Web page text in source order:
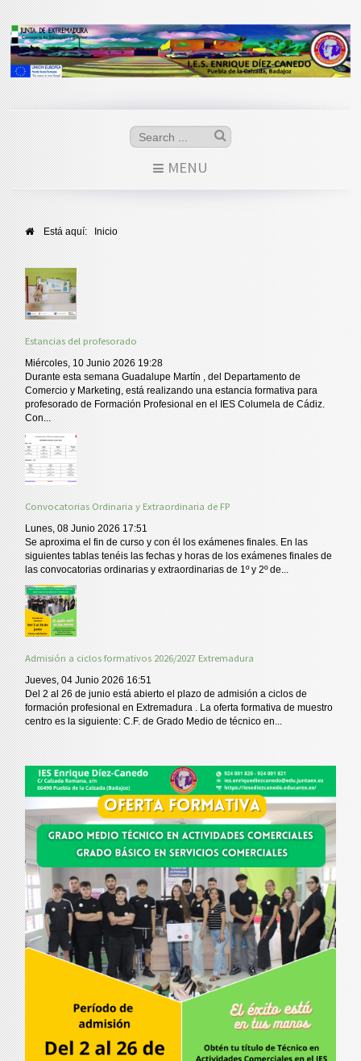
MENU
Está aquí: Inicio
Estancias del profesorado
Miércoles, 10 Junio 2026 19:28
Durante esta semana Guadalupe Martín , del Departamento de
Comercio y Marketing, está realizando una estancia formativa para
profesorado de Formación Profesional en el IES Columela de Cádiz.
Con...
Convocatorias Ordinaria y Extraordinaria de FP
Lunes, 08 Junio 2026 17:51
Se aproxima el fin de curso y con él los exámenes finales. En las
siguientes tablas tenéis las fechas y horas de los exámenes finales de
las convocatorias ordinarias y extraordinarias de 1º y 2º de...
Admisión a ciclos formativos 2026/2027 Extremadura
Jueves, 04 Junio 2026 16:51
Del 2 al 26 de junio está abierto el plazo de admisión a ciclos de
formación profesional en Extremadura . La oferta formativa de muestro
centro es la siguiente: C.F. de Grado Medio de técnico en...